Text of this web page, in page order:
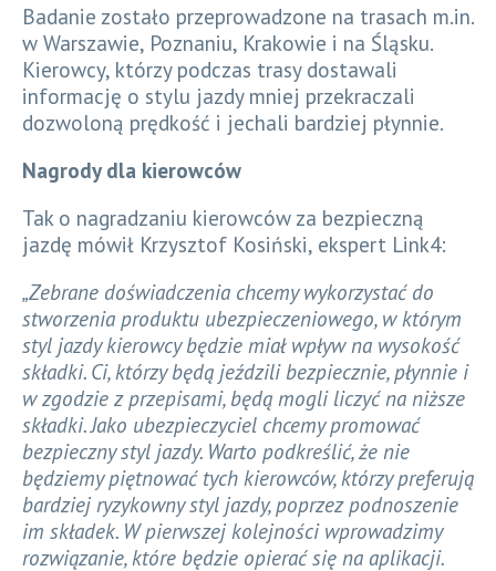
Badanie zostało przeprowadzone na trasach m.in.
w Warszawie, Poznaniu, Krakowie i na Śląsku.
Kierowcy, którzy podczas trasy dostawali
informację o stylu jazdy mniej przekraczali
dozwoloną prędkość i jechali bardziej płynnie.
Nagrody dla kierowców
Tak o nagradzaniu kierowców za bezpieczną
jazdę mówił Krzysztof Kosiński, ekspert Link4:
„Zebrane doświadczenia chcemy wykorzystać do
stworzenia produktu ubezpieczeniowego, w którym
styl jazdy kierowcy będzie miał wpływ na wysokość
składki. Ci, którzy będą jeździli bezpiecznie, płynnie i
w zgodzie z przepisami, będą mogli liczyć na niższe
składki. Jako ubezpieczyciel chcemy promować
bezpieczny styl jazdy. Warto podkreślić, że nie
będziemy piętnować tych kierowców, którzy preferują
bardziej ryzykowny styl jazdy, poprzez podnoszenie
im składek. W pierwszej kolejności wprowadzimy
rozwiązanie, które będzie opierać się na aplikacji.